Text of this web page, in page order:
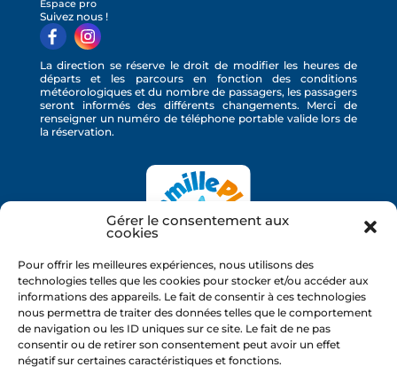
Gérer le consentement aux
cookies
Pour offrir les meilleures expériences, nous utilisons des
technologies telles que les cookies pour stocker et/ou accéder aux
informations des appareils. Le fait de consentir à ces technologies
nous permettra de traiter des données telles que le comportement
de navigation ou les ID uniques sur ce site. Le fait de ne pas
consentir ou de retirer son consentement peut avoir un effet
négatif sur certaines caractéristiques et fonctions.
Espace pro
Suivez nous !
La direction se réserve le droit de modifier les heures de
départs et les parcours en fonction des conditions
météorologiques et du nombre de passagers, les passagers
seront informés des différents changements. Merci de
renseigner un numéro de téléphone portable valide lors de
la réservation.